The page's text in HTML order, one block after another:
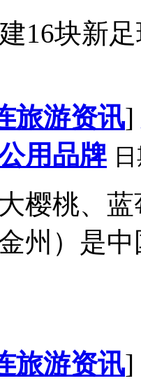
16块新
旅游资讯]
用品牌
樱桃、
州）是
旅游资讯]